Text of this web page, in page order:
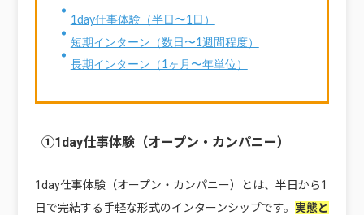
1day仕事体験（半日〜1日）
短期インターン（数日〜1週間程度）
長期インターン（1ヶ月〜年単位）
①1day仕事体験（オープン・カンパニー）
1day仕事体験（オープン・カンパニー）とは、半日から1
日で完結する手軽な形式のインターンシップです。 実態と